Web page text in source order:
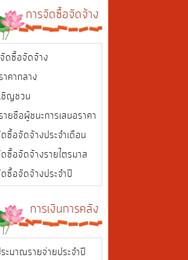
การจัดซื้อจัดจ้าง
ดซื้อจัดจ้าง
าคากลาง
ชิญชวน
ายชื่อผู้ชนะการเสนอราคา
ซื้อจัดจ้างประจำเดือน
ซื้อจัดจ้างรายไตรมาส
ซื้อจัดจ้างประจำปี
การเงินการคลัง
ะมาณรายจ่ายประจำปี